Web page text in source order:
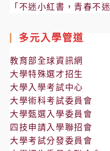
「不迷小紅書，青春不
多元入學管道
教育部全球資訊網
大學特殊選才招生
大學入學考試中心
大學術科考試委員會
大學甄選入學委員會
四技申請入學聯招會
大學考試分發委員會